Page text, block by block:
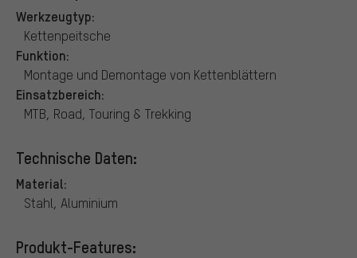
Werkzeugtyp:
Kettenpeitsche
Funktion:
Montage und Demontage von Kettenblättern
Einsatzbereich:
MTB, Road, Touring & Trekking
Technische Daten:
Material:
Stahl, Aluminium
Produkt-Features: